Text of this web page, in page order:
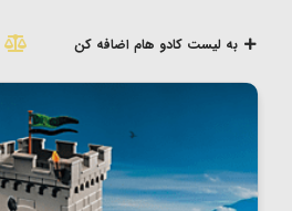
به لیست کادو هام اضافه کن